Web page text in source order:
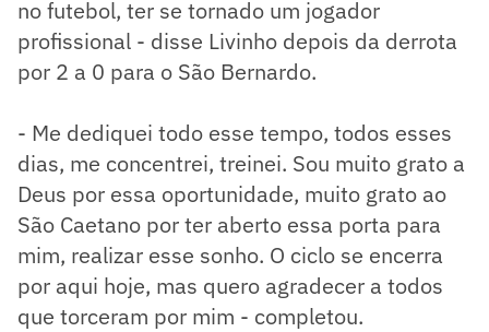
no futebol, ter se tornado um jogador
profissional - disse Livinho depois da derrota
por 2 a 0 para o São Bernardo.
- Me dediquei todo esse tempo, todos esses
dias, me concentrei, treinei. Sou muito grato a
Deus por essa oportunidade, muito grato ao
São Caetano por ter aberto essa porta para
mim, realizar esse sonho. O ciclo se encerra
por aqui hoje, mas quero agradecer a todos
que torceram por mim - completou.